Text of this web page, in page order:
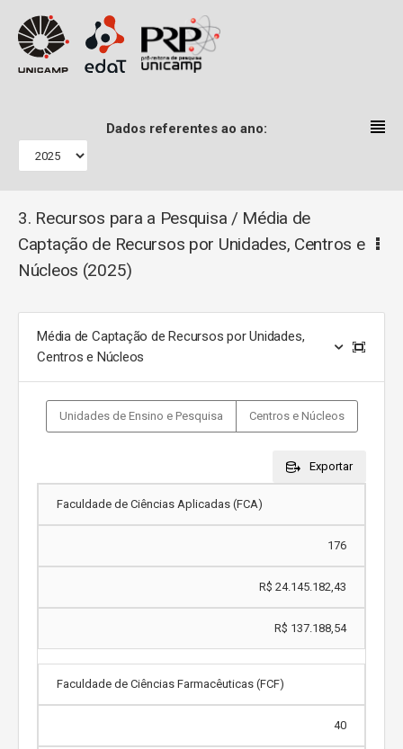
Dados referentes ao ano:
3. Recursos para a Pesquisa / Média de Captação de Recursos
por Unidades, Centros e Núcleos
3. Recursos para a Pesquisa / Média de
Captação de Recursos por Unidades, Centros e
Núcleos (2025)
Média de Captação de Recursos por Unidades,
Centros e Núcleos
Unidades de Ensino e Pesquisa Centros e Núcleos
Exportar
Faculdade de Ciências Aplicadas (FCA)
176
R$ 24.145.182,43
R$ 137.188,54
Faculdade de Ciências Farmacêuticas (FCF)
40